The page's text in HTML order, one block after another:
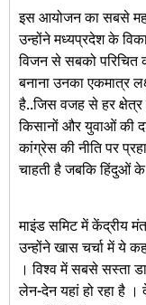
इस आयोजन का सबसे
उन्होंने मध्यप्रदेश के
विजन से सबको परिचित
बनाना उनका एकमात्र
है..जिस वजह से हर क्षेत्र
किसानों और युवाओं की
कांग्रेस की नीति पर
चाहती है जबकि हिंदुओं के
माइंड समिट में केंद्रीय
उन्होंने खास चर्चा में ये
। विश्व में सबसे सस्ता
लेन-देन यहां हो रहा है ।